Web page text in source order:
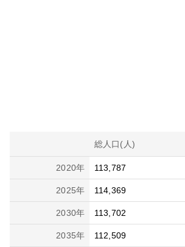
総人口(人)
2020年 113,787
2025年 114,369
2030年 113,702
2035年 112,509